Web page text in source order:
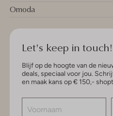
Omoda
Let's keep in touch!
Blijf op de hoogte van de
deals, speciaal voor jou.
en maak kans op € 150,-